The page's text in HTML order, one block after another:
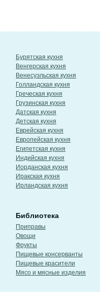
Бурятская кухня
Венгерская кухня
Венесуэльская кухня
Голландская кухня
Греческая кухня
Грузинская кухня
Датская кухня
Детская кухня
Еврейская кухня
Европейская кухня
Египетская кухня
Индийская кухня
Иорданская кухня
Иракская кухня
Ирландская кухня
Библиотека
Приправы
Овощи
Фрукты
Пищевые консерванты
Пищевые красители
Мясо и мясные изделия